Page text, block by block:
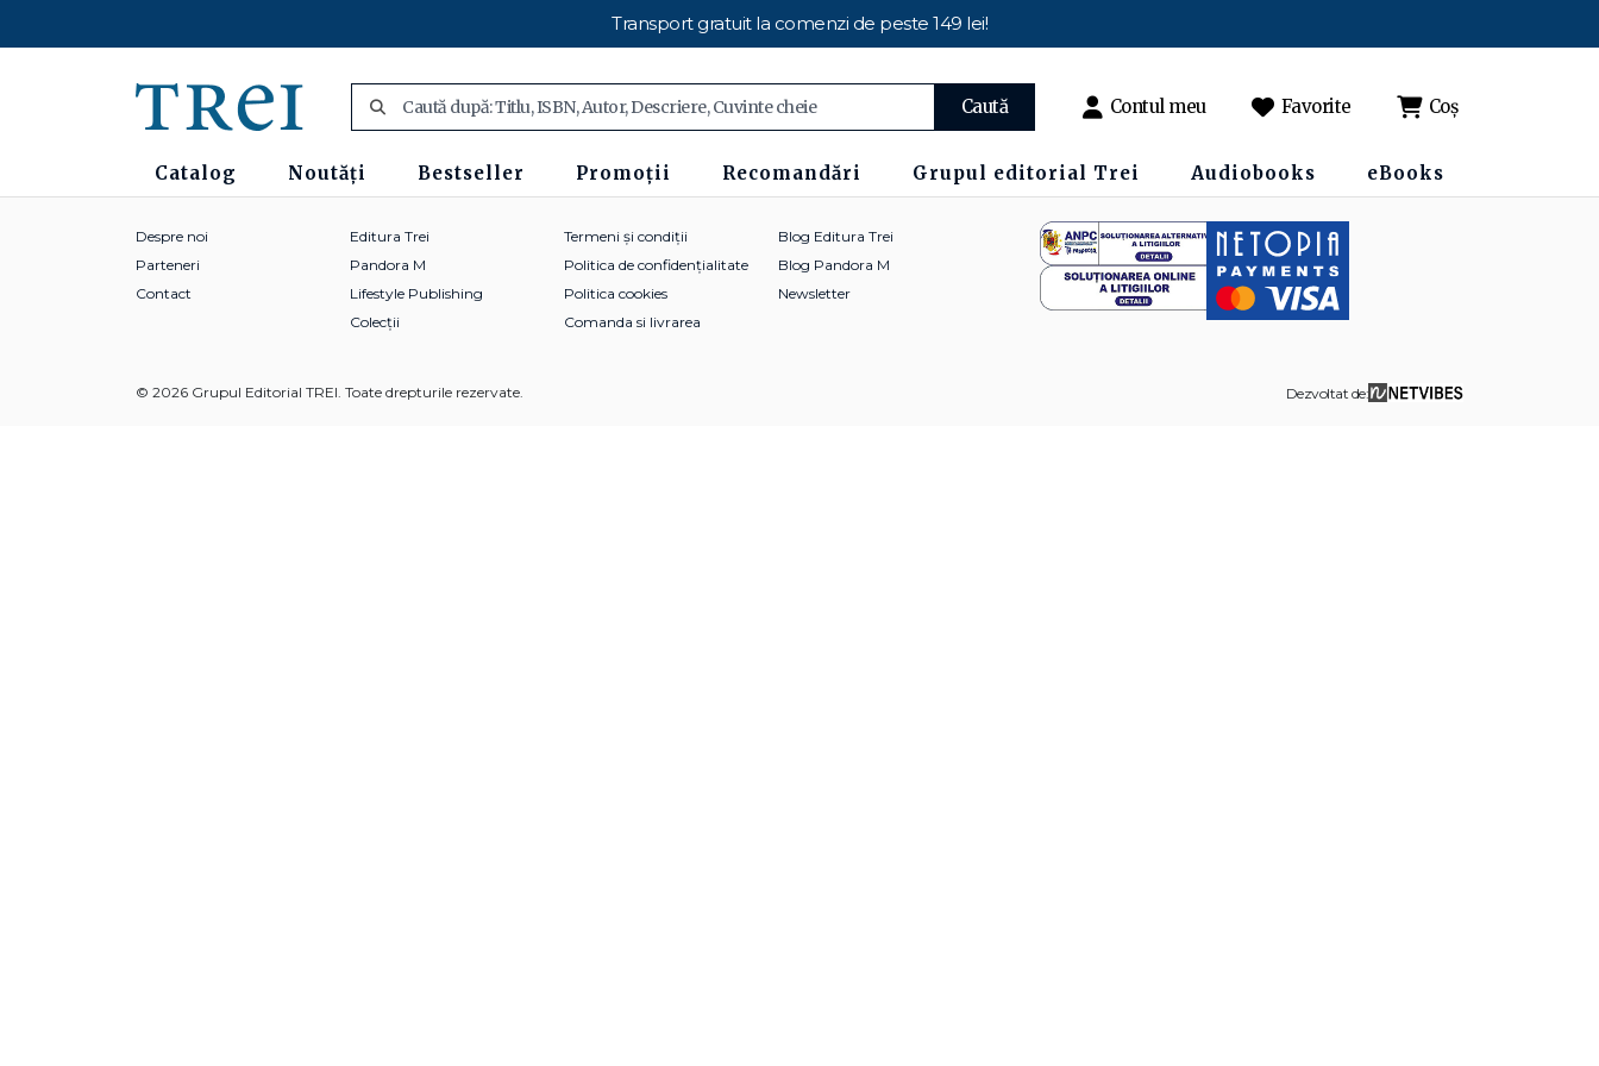
Transport gratuit la comenzi de peste 149 lei!
Caută Contul meu Favorite Coș
Catalog Noutăți Bestseller Promoții Recomandări Grupul editorial Trei Audiobooks eBooks
Despre noi
Parteneri
Contact
Editura Trei
Pandora M
Lifestyle Publishing
Colecții
Termeni și condiții
Politica de confidențialitate
Politica cookies
Comanda si livrarea
Blog Editura Trei
Blog Pandora M
Newsletter
© 2026 Grupul Editorial TREI. Toate drepturile rezervate. Dezvoltat de: